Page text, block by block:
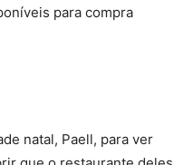
para compra
natal, Paell, para ver